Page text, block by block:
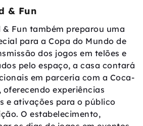
& Fun
& Fun também preparou uma
para a Copa do Mundo de
dos jogos em telões e
pelo espaço, a casa contará
em parceria com a Coca-
oferecendo experiências
e ativações para o público
O estabelecimento,